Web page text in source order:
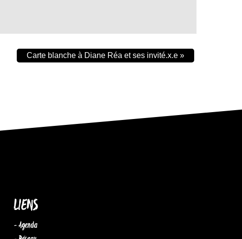
Carte blanche à Diane Réa et ses invité.x.e »
LIENS
- Agenda